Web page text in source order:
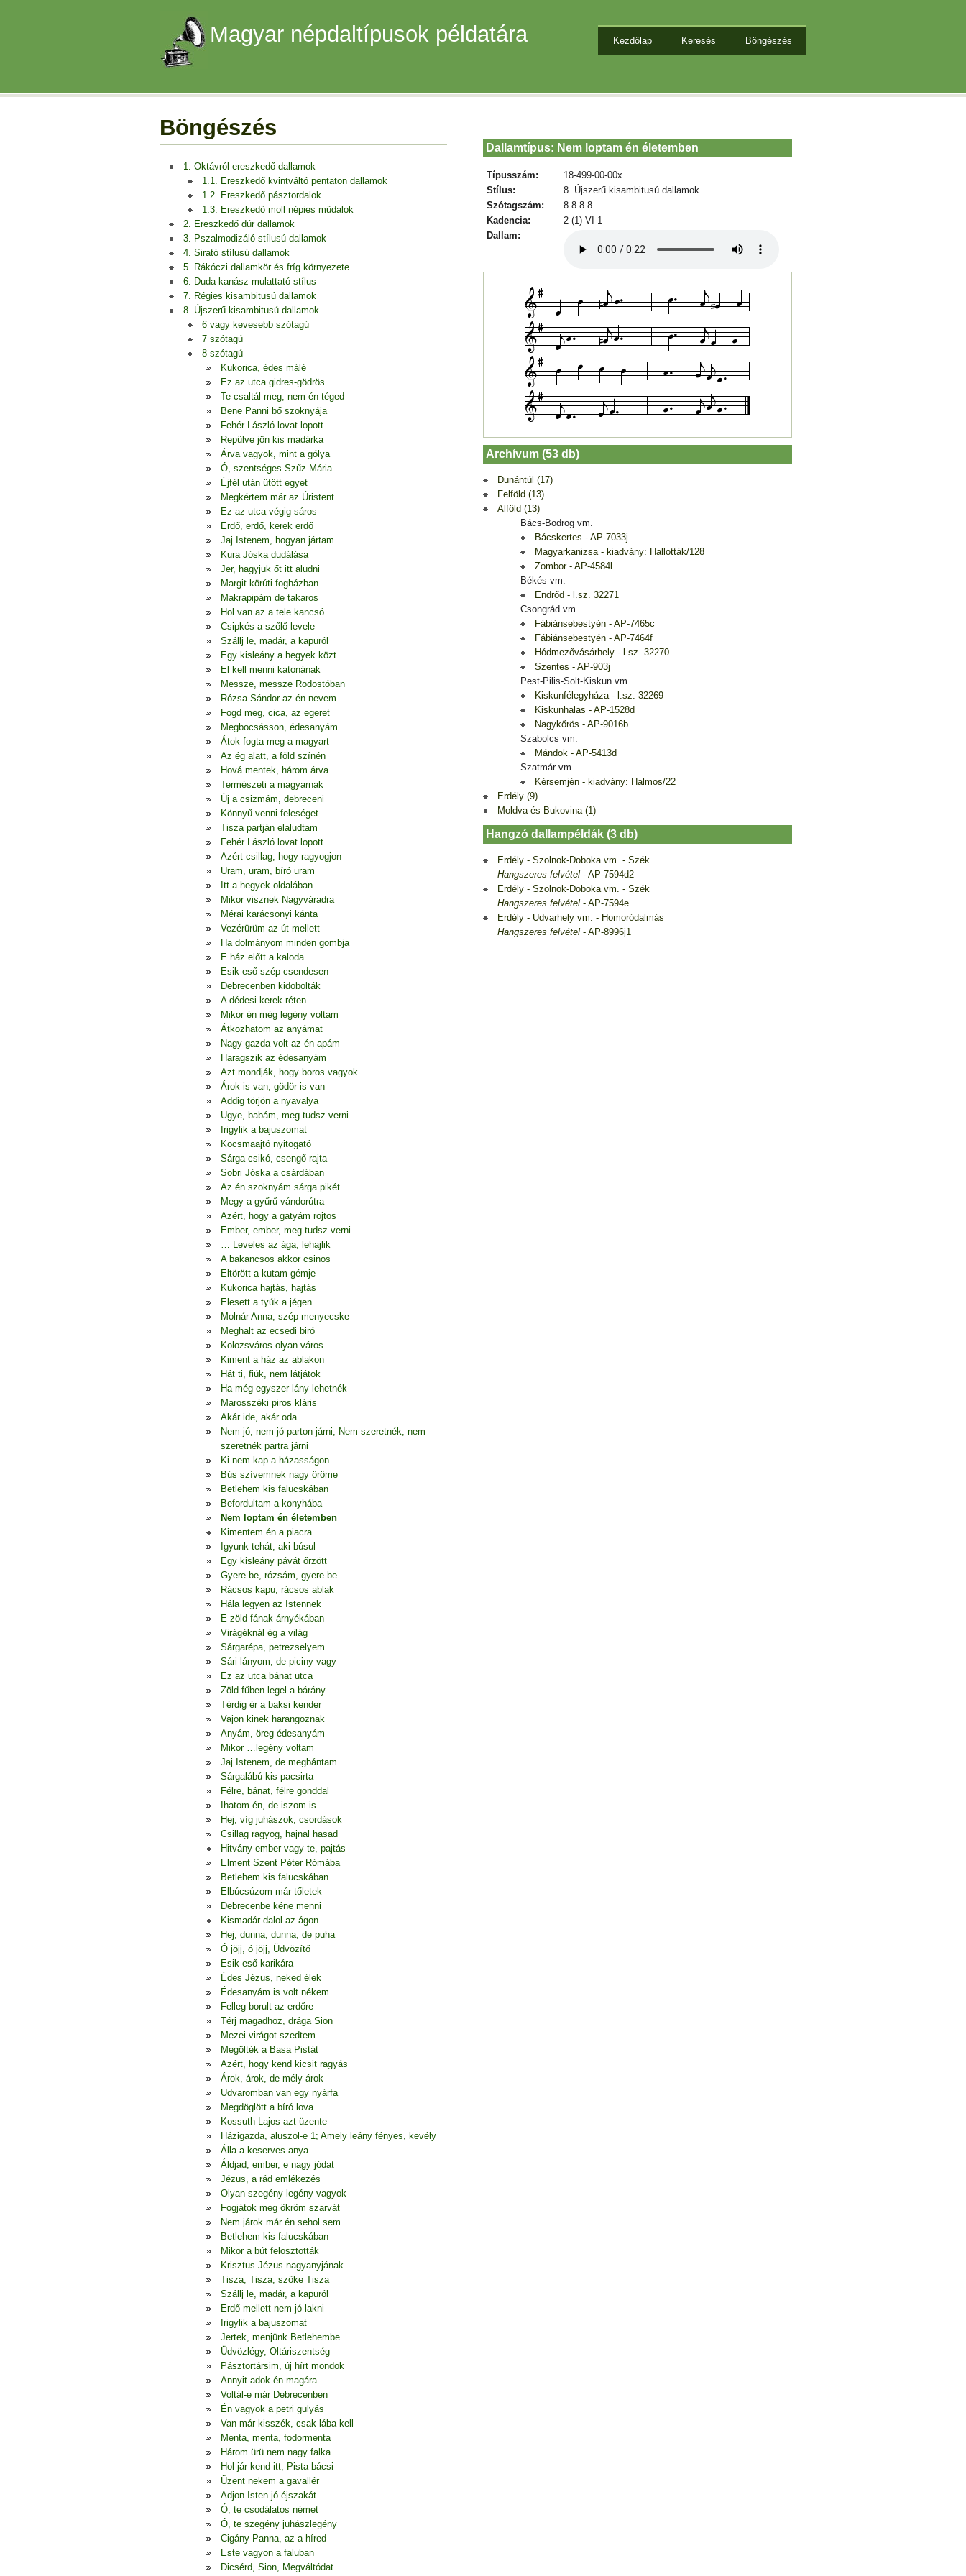
Magyar népdaltípusok példatára Kezdőlap Keresés Böngészés
Böngészés
1. Oktávról ereszkedő dallamok
1.1. Ereszkedő kvintváltó pentaton dallamok
1.2. Ereszkedő pásztordalok
1.3. Ereszkedő moll népies műdalok
2. Ereszkedő dúr dallamok
3. Pszalmodizáló stílusú dallamok
4. Sirató stílusú dallamok
5. Rákóczi dallamkör és fríg környezete
6. Duda-kanász mulattató stílus
7. Régies kisambitusú dallamok
8. Újszerű kisambitusú dallamok
6 vagy kevesebb szótagú
7 szótagú
8 szótagú
Kukorica, édes málé
Ez az utca gidres-gödrös
Te csaltál meg, nem én téged
Bene Panni bő szoknyája
Fehér László lovat lopott
Repülve jön kis madárka
Árva vagyok, mint a gólya
Ó, szentséges Szűz Mária
Éjfél után ütött egyet
Megkértem már az Úristent
Ez az utca végig sáros
Erdő, erdő, kerek erdő
Jaj Istenem, hogyan jártam
Kura Jóska dudálása
Jer, hagyjuk őt itt aludni
Margit körúti fogházban
Makrapipám de takaros
Hol van az a tele kancsó
Csipkés a szőlő levele
Szállj le, madár, a kapuról
Egy kisleány a hegyek közt
El kell menni katonának
Messze, messze Rodostóban
Rózsa Sándor az én nevem
Fogd meg, cica, az egeret
Megbocsásson, édesanyám
Átok fogta meg a magyart
Az ég alatt, a föld színén
Hová mentek, három árva
Természeti a magyarnak
Új a csizmám, debreceni
Könnyű venni feleséget
Tisza partján elaludtam
Fehér László lovat lopott
Azért csillag, hogy ragyogjon
Uram, uram, bíró uram
Itt a hegyek oldalában
Mikor visznek Nagyváradra
Mérai karácsonyi kánta
Vezérürüm az út mellett
Ha dolmányom minden gombja
E ház előtt a kaloda
Esik eső szép csendesen
Debrecenben kidobolták
A dédesi kerek réten
Mikor én még legény voltam
Átkozhatom az anyámat
Nagy gazda volt az én apám
Haragszik az édesanyám
Azt mondják, hogy boros vagyok
Árok is van, gödör is van
Addig törjön a nyavalya
Ugye, babám, meg tudsz verni
Irigylik a bajuszomat
Kocsmaajtó nyitogató
Sárga csikó, csengő rajta
Sobri Jóska a csárdában
Az én szoknyám sárga pikét
Megy a gyűrű vándorútra
Azért, hogy a gatyám rojtos
Ember, ember, meg tudsz verni
… Leveles az ága, lehajlik
A bakancsos akkor csinos
Eltörött a kutam gémje
Kukorica hajtás, hajtás
Elesett a tyúk a jégen
Molnár Anna, szép menyecske
Meghalt az ecsedi biró
Kolozsváros olyan város
Kiment a ház az ablakon
Hát ti, fiúk, nem látjátok
Ha még egyszer lány lehetnék
Marosszéki piros kláris
Akár ide, akár oda
Nem jó, nem jó parton járni; Nem szeretnék, nem
szeretnék partra járni
Ki nem kap a házasságon
Bús szívemnek nagy öröme
Betlehem kis falucskában
Befordultam a konyhába
Nem loptam én életemben
Kimentem én a piacra
Igyunk tehát, aki búsul
Egy kisleány pávát őrzött
Gyere be, rózsám, gyere be
Rácsos kapu, rácsos ablak
Hála legyen az Istennek
E zöld fának árnyékában
Virágéknál ég a világ
Sárgarépa, petrezselyem
Sári lányom, de piciny vagy
Ez az utca bánat utca
Zöld fűben legel a bárány
Térdig ér a baksi kender
Vajon kinek harangoznak
Anyám, öreg édesanyám
Mikor …legény voltam
Jaj Istenem, de megbántam
Sárgalábú kis pacsirta
Félre, bánat, félre gonddal
Ihatom én, de iszom is
Hej, víg juhászok, csordások
Csillag ragyog, hajnal hasad
Hitvány ember vagy te, pajtás
Elment Szent Péter Rómába
Betlehem kis falucskában
Elbúcsúzom már tőletek
Debrecenbe kéne menni
Kismadár dalol az ágon
Hej, dunna, dunna, de puha
Ó jöjj, ó jöjj, Üdvözítő
Esik eső karikára
Édes Jézus, neked élek
Édesanyám is volt nékem
Felleg borult az erdőre
Térj magadhoz, drága Sion
Mezei virágot szedtem
Megölték a Basa Pistát
Azért, hogy kend kicsit ragyás
Árok, árok, de mély árok
Udvaromban van egy nyárfa
Megdöglött a bíró lova
Kossuth Lajos azt üzente
Házigazda, aluszol-e 1; Amely leány fényes, kevély
Álla a keserves anya
Áldjad, ember, e nagy jódat
Jézus, a rád emlékezés
Olyan szegény legény vagyok
Fogjátok meg ökröm szarvát
Nem járok már én sehol sem
Betlehem kis falucskában
Mikor a bút felosztották
Krisztus Jézus nagyanyjának
Tisza, Tisza, szőke Tisza
Szállj le, madár, a kapuról
Erdő mellett nem jó lakni
Irigylik a bajuszomat
Jertek, menjünk Betlehembe
Üdvözlégy, Oltáriszentség
Pásztortársim, új hírt mondok
Annyit adok én magára
Voltál-e már Debrecenben
Én vagyok a petri gulyás
Van már kisszék, csak lába kell
Menta, menta, fodormenta
Három ürü nem nagy falka
Hol jár kend itt, Pista bácsi
Üzent nekem a gavallér
Adjon Isten jó éjszakát
Ó, te csodálatos német
Ó, te szegény juhászlegény
Cigány Panna, az a híred
Este vagyon a faluban
Dicsérd, Sion, Megváltódat
Dallamtípus: Nem loptam én életemben
Típusszám:
18-499-00-00x
Stílus:
8. Újszerű kisambitusú dallamok
Szótagszám:
8.8.8.8
Kadencia:
2 (1) VI 1
Dallam:
Archívum (53 db)
Dunántúl (17)
Felföld (13)
Alföld (13)
Bács-Bodrog vm.
Bácskertes - AP-7033j
Magyarkanizsa - kiadvány: Hallották/128
Zombor - AP-4584l
Békés vm.
Endrőd - l.sz. 32271
Csongrád vm.
Fábiánsebestyén - AP-7465c
Fábiánsebestyén - AP-7464f
Hódmezővásárhely - l.sz. 32270
Szentes - AP-903j
Pest-Pilis-Solt-Kiskun vm.
Kiskunfélegyháza - l.sz. 32269
Kiskunhalas - AP-1528d
Nagykőrös - AP-9016b
Szabolcs vm.
Mándok - AP-5413d
Szatmár vm.
Kérsemjén - kiadvány: Halmos/22
Erdély (9)
Moldva és Bukovina (1)
Hangzó dallampéldák (3 db)
Erdély - Szolnok-Doboka vm. - Szék
Hangszeres felvétel - AP-7594d2
Erdély - Szolnok-Doboka vm. - Szék
Hangszeres felvétel - AP-7594e
Erdély - Udvarhely vm. - Homoródalmás
Hangszeres felvétel - AP-8996j1